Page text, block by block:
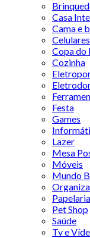
Casa
Cama e
Copa do
Cozinha
Festa
Games
Lazer
Mesa
Móveis
Mundo
Papelaria
Pet Shop
Saúde
Tv e